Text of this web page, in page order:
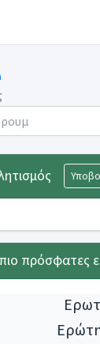
Μουσεία
Διοίκηση -
- Ιδιωτικά Έργα
πρόσφατες